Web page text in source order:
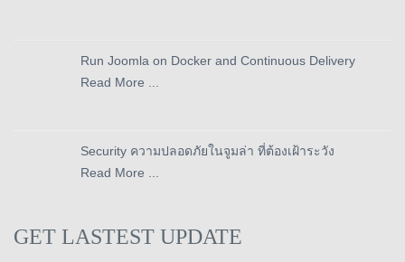
Run Joomla on Docker and Continuous Delivery
Read More ...
Security ความปลอดภัยในจูมล่า ที่ต้องเฝ้าระวัง
Read More ...
GET LASTEST UPDATE